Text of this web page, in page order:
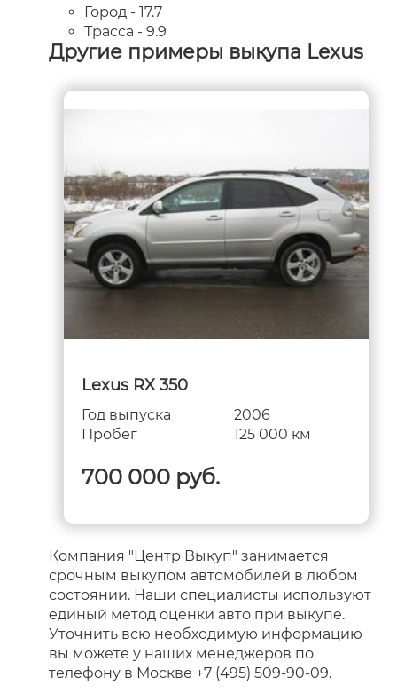
Город - 17.7
Трасса - 9.9
Другие примеры выкупа Lexus
Lexus RX 350
Год выпуска
2006
Пробег
125 000 км
700 000 руб.
Компания "Центр Выкуп" занимается
срочным выкупом автомобилей в любом
состоянии. Наши специалисты используют
единый метод оценки авто при выкупе.
Уточнить всю необходимую информацию
вы можете у наших менеджеров по
телефону в Москве +7 (495) 509-90-09.